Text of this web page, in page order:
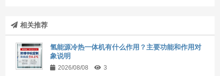
相关推荐
氢能源冷热一体机有什么作用？主要功能和作用对
象说明
2026/08/08 3